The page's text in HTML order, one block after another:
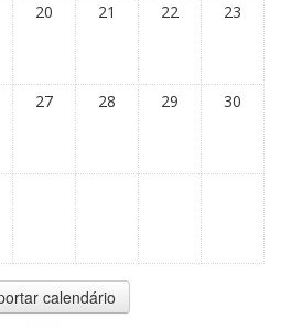
20 21 22 23
27 28 29 30